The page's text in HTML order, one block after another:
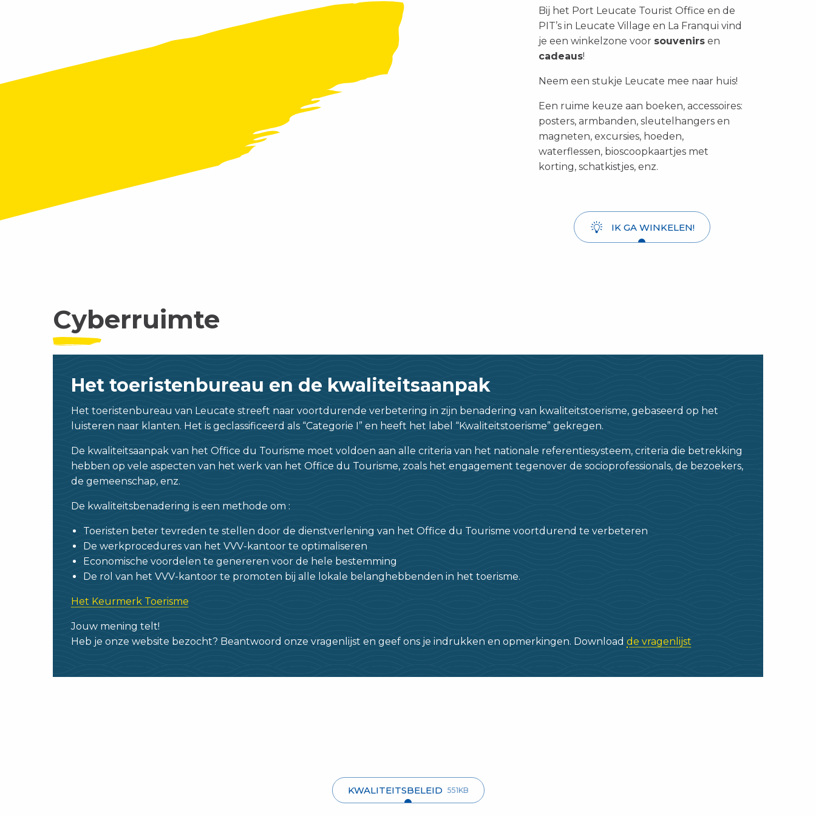
Bij het Port Leucate Tourist Office en de
PIT’s in Leucate Village en La Franqui vind
je een winkelzone voor souvenirs en
cadeaus!
Neem een stukje Leucate mee naar huis!
Een ruime keuze aan boeken, accessoires:
posters, armbanden, sleutelhangers en
magneten, excursies, hoeden,
waterflessen, bioscoopkaartjes met
korting, schatkistjes, enz.
IK GA WINKELEN!
Cyberruimte
Het toeristenbureau en de kwaliteitsaanpak
Het toeristenbureau van Leucate streeft naar voortdurende verbetering in zijn benadering van kwaliteitstoerisme, gebaseerd op het
luisteren naar klanten. Het is geclassificeerd als “Categorie I” en heeft het label “Kwaliteitstoerisme” gekregen.
De kwaliteitsaanpak van het Office du Tourisme moet voldoen aan alle criteria van het nationale referentiesysteem, criteria die betrekking
hebben op vele aspecten van het werk van het Office du Tourisme, zoals het engagement tegenover de socioprofessionals, de bezoekers,
de gemeenschap, enz.
De kwaliteitsbenadering is een methode om :
Toeristen beter tevreden te stellen door de dienstverlening van het Office du Tourisme voortdurend te verbeteren
De werkprocedures van het VVV-kantoor te optimaliseren
Economische voordelen te genereren voor de hele bestemming
De rol van het VVV-kantoor te promoten bij alle lokale belanghebbenden in het toerisme.
Het Keurmerk Toerisme
Jouw mening telt!
Heb je onze website bezocht? Beantwoord onze vragenlijst en geef ons je indrukken en opmerkingen. Download de vragenlijst
KWALITEITSBELEID 551KB